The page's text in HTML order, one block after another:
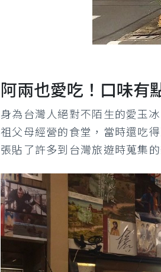
阿兩也愛吃！口味有
身為台灣人絕對不陌生的愛玉
祖父母經營的食堂，當時還吃
張貼了許多到台灣旅遊時蒐集